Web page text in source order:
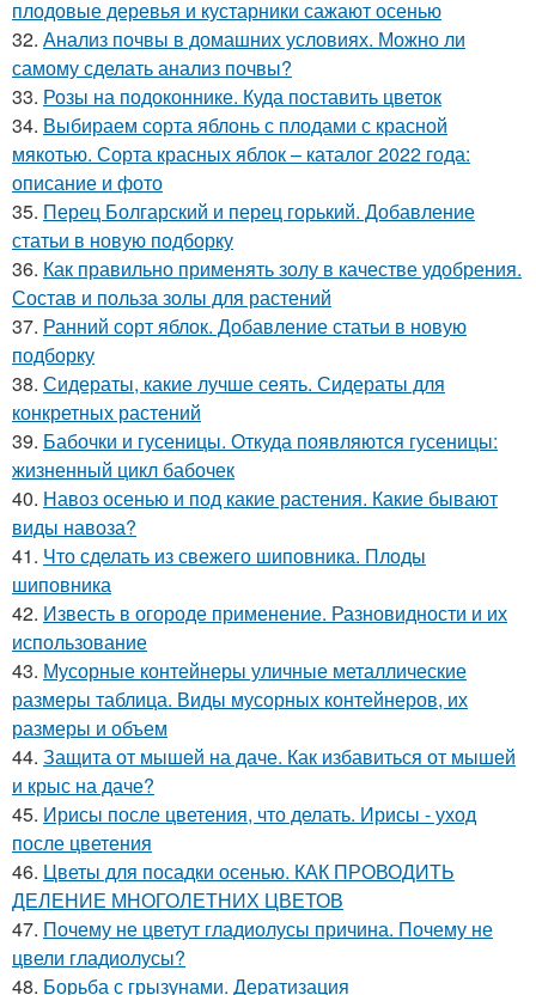
плодовые деревья и кустарники сажают осенью
32. Анализ почвы в домашних условиях. Можно ли
самому сделать анализ почвы?
33. Розы на подоконнике. Куда поставить цветок
34. Выбираем сорта яблонь с плодами с красной
мякотью. Сорта красных яблок – каталог 2022 года:
описание и фото
35. Перец Болгарский и перец горький. Добавление
статьи в новую подборку
36. Как правильно применять золу в качестве удобрения.
Состав и польза золы для растений
37. Ранний сорт яблок. Добавление статьи в новую
подборку
38. Сидераты, какие лучше сеять. Сидераты для
конкретных растений
39. Бабочки и гусеницы. Откуда появляются гусеницы:
жизненный цикл бабочек
40. Навоз осенью и под какие растения. Какие бывают
виды навоза?
41. Что сделать из свежего шиповника. Плоды
шиповника
42. Известь в огороде применение. Разновидности и их
использование
43. Мусорные контейнеры уличные металлические
размеры таблица. Виды мусорных контейнеров, их
размеры и объем
44. Защита от мышей на даче. Как избавиться от мышей
и крыс на даче?
45. Ирисы после цветения, что делать. Ирисы - уход
после цветения
46. Цветы для посадки осенью. КАК ПРОВОДИТЬ
ДЕЛЕНИЕ МНОГОЛЕТНИХ ЦВЕТОВ
47. Почему не цветут гладиолусы причина. Почему не
цвели гладиолусы?
48. Борьба с грызунами. Дератизация